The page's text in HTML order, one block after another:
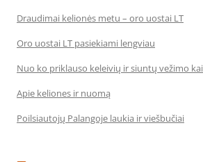
Draudimai kelionės metu – oro uostai LT
Oro uostai LT pasiekiami lengviau
Nuo ko priklauso keleivių ir siuntų vežimo
Apie keliones ir nuomą
Poilsiautojų Palangoje laukia ir viešbučiai